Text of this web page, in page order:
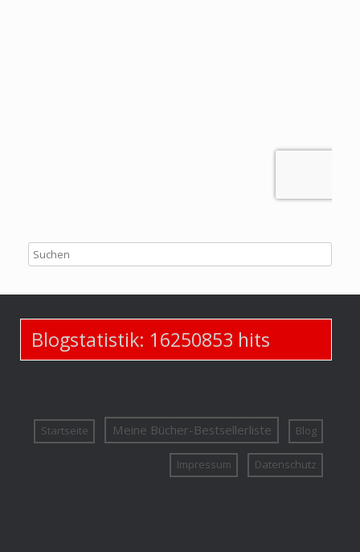
Blogstatistik: 16250853 hits
Startseite Meine Bücher-Bestsellerliste Blog
Impressum Datenschutz